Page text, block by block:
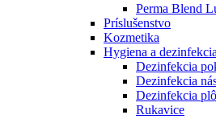
Perma Blend
Príslušenstvo
Kozmetika
Hygiena a dezinfekcia
Dezinfekcia
Dezinfekcia
Dezinfekcia
Rukavice